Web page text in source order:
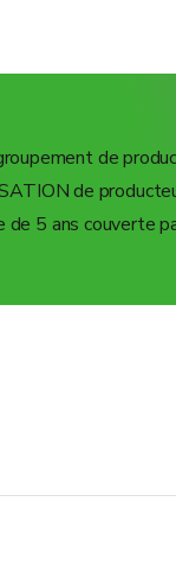
de
de
5 ans couverte